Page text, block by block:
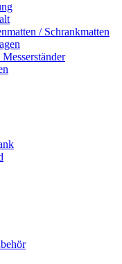
/ Schrankmatten